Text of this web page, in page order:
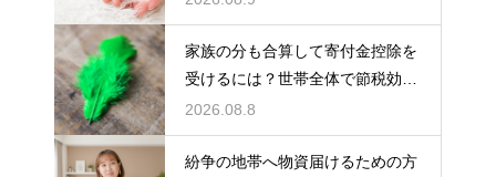
家族の分も合算して寄付金控除を
受けるには？世帯全体で節税効果
をアップ
2026.08.8
紛争の地帯へ物資届けるための方